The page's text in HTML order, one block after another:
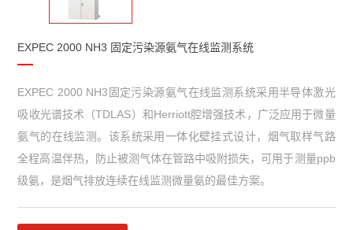
EXPEC 2000 NH3 固定污染源氨气在线监测系统
EXPEC 2000 NH3固定污染源氨气在线监测系统采用半导体激光
吸收光谱技术（TDLAS）和Herriott腔增强技术，广泛应用于微量
氨气的在线监测。该系统采用一体化壁挂式设计，烟气取样气路
全程高温伴热，防止被测气体在管路中吸附损失，可用于测量ppb
级氨，是烟气排放连续在线监测微量氨的最佳方案。